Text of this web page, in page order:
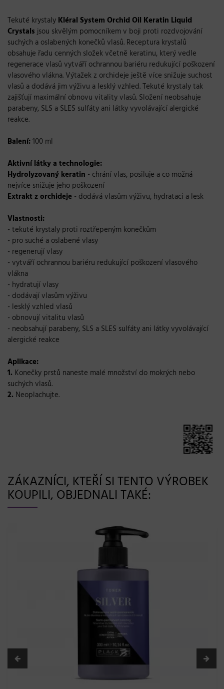
Tekuté krystaly Kléral System Orchid Oil Keratin Liquid
Crystalsjsou skvělým pomocníkem v boji proti rozdvojování
suchých a oslabených konečků vlasů. Receptura krystalů
obsahuje řadu cenných složek včetně keratinu, který vedle
regenerace vlasů vytváří ochrannou bariéru redukující poškození
vlasového vlákna. Výtažek z orchideje ještě více snižuje suchost
vlasů a dodává jim výživu a lesklý vzhled. Tekuté krystaly tak
zajišťují maximální obnovu vitality vlasů. Složení neobsahuje
parabeny, SLS a SLES sulfáty ani látky vyvolávající alergické
reakce.
Balení:100 ml
Aktivní látky a technologie:
Hydrolyzovaný keratin - chrání vlas, posiluje a co možná
nejvíce snižuje jeho poškození
Extrakt z orchideje - dodává vlasům výživu, hydrataci a lesk
Vlastnosti:
- tekuté krystaly proti roztřepeným konečkům
- pro suché a oslabené vlasy
- regenerují vlasy
- vytváří ochrannou bariéru redukující poškození vlasového
vlákna
- hydratují vlasy
- dodávají vlasům výživu
- lesklý vzhled vlasů
- obnovují vitalitu vlasů
- neobsahují parabeny, SLS a SLES sulfáty ani látky vyvolávající
alergické reakce
Aplikace:
1. Konečky prstů naneste malé množství do mokrých nebo
suchých vlasů.
2. Neoplachujte.
ZÁKAZNÍCI, KTEŘÍ SI TENTO VÝROBEK
KOUPILI, OBJEDNALI TAKÉ: